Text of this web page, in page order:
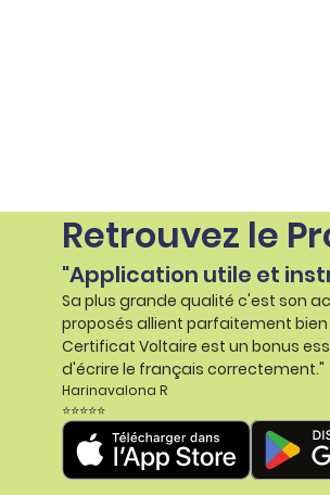
Retrouvez le
"Application utile et
Sa plus grande qualité c'est son
proposés allient parfaitement
Certificat Voltaire est un bonus
d'écrire le français correctement."
Harinavalona R
⭐⭐⭐⭐⭐